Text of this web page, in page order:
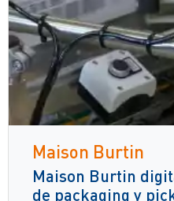
Maison Burtin
Maison Burtin
de packaging y